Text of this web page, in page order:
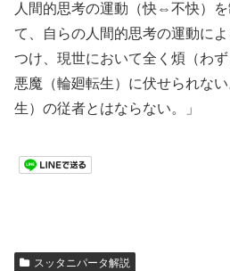
人間的思考の運動（快⇔不快）
て、自らの人間的思考の運動に
つけ、現世において全く煩（わず
悪魔（輪廻転生）に伏せられな
生）の従者とはならない。」
スッタニパータ解説